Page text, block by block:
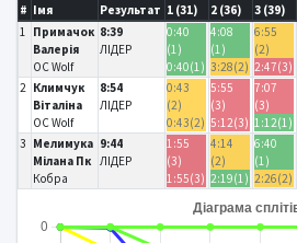
# Імя Результат 1 (31) 2 (36) 3 (39)
1 Примачок
Валерія
OC Wolf
8:39
ЛІДЕР
0:40
(1)
0:40(1)
4:08
(1)
3:28(2)
6:55
(2)
2:47(3)
2 Климчук
Віталіна
OC Wolf
8:54
ЛІДЕР
0:43
(2)
0:43(2)
5:55
(3)
5:12(3)
7:07
(3)
1:12(1)
3 Мелимука
Мілана Пк
Кобра
9:44
ЛІДЕР
1:55
(3)
1:55(3)
4:14
(2)
2:19(1)
6:40
(1)
2:26(2)